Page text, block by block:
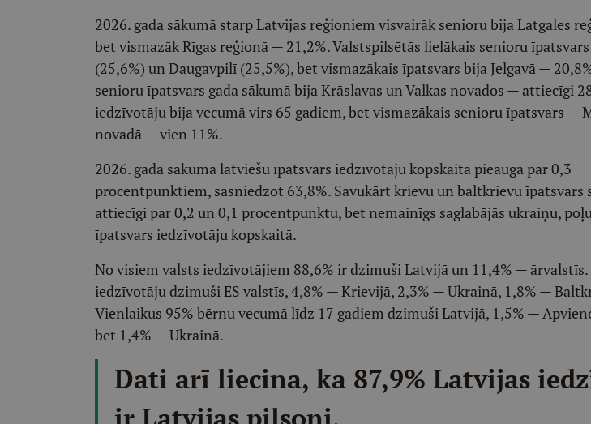
2026. gada sākumā starp Latvijas reģioniem visvairāk senioru bija Latgales
bet vismazāk Rīgas reģionā — 21,2%. Valstspilsētās lielākais senioru
(25,6%) un Daugavpilī (25,5%), bet vismazākais īpatsvars bija Jelgavā —
senioru īpatsvars gada sākumā bija Krāslavas un Valkas novados — attiecīgi
iedzīvotāju bija vecumā virs 65 gadiem, bet vismazākais senioru īpatsvars —
novadā — vien 11%.
2026. gada sākumā latviešu īpatsvars iedzīvotāju kopskaitā pieauga par 0,3
procentpunktiem, sasniedzot 63,8%. Savukārt krievu un baltkrievu īpatsvars
attiecīgi par 0,2 un 0,1 procentpunktu, bet nemainīgs saglabājās ukraiņu,
īpatsvars iedzīvotāju kopskaitā.
No visiem valsts iedzīvotājiem 88,6% ir dzimuši Latvijā un 11,4% — ārvalstīs.
iedzīvotāju dzimuši ES valstīs, 4,8% — Krievijā, 2,3% — Ukrainā, 1,8% —
Vienlaikus 95% bērnu vecumā līdz 17 gadiem dzimuši Latvijā, 1,5% —
bet 1,4% — Ukrainā.
Dati arī liecina, ka 87,9% Latvijas